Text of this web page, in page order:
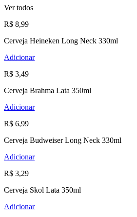
Ver todos
R$ 8,99
Cerveja Heineken Long Neck 330ml
Adicionar
R$ 3,49
Cerveja Brahma Lata 350ml
Adicionar
R$ 6,99
Cerveja Budweiser Long Neck 330ml
Adicionar
R$ 3,29
Cerveja Skol Lata 350ml
Adicionar